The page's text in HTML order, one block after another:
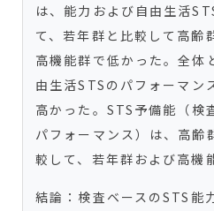
は、能力および自由生活
て、若年群と比較して高齢
高機能群で低かった。全体
由生活STSのパフォーマン
高かった。STS予備能（検
パフォーマンス）は、高齢
較して、若年群および高機
結論：検査ベースのSTS能